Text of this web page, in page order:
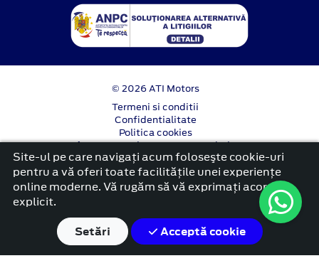
© 2026 ATI Motors
Termeni si conditii
Confidentialitate
Politica cookies
Anunț începere proiect ”PNRR. Fonduri pentru
România modernă și reformată”.
platformă dezvoltată de Workleto
Site-ul pe care navigați acum foloseşte cookie-uri
pentru a vă oferi toate facilitățile unei experiențe
online moderne. Vă rugăm să vă exprimați acordul
explicit.
Setări
Acceptă cookie